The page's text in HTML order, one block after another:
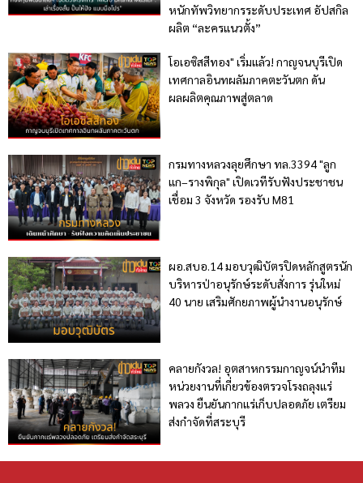
หนักทัพวิทยากรระดับประเทศ อัปสกิล
ผลิต “ละครแนวตั้ง”
โอเอซิสสีทอง" เริ่มแล้ว! กาญจนบุรีเปิด
เทศกาลอินทผลัมภาคตะวันตก ดัน
ผลผลิตคุณภาพสู่ตลาด
กรมทางหลวงลุยศึกษา ทล.3394 "ลูก
แก–รางพิกุล" เปิดเวทีรับฟังประชาชน
เชื่อม 3 จังหวัด รองรับ M81
ผอ.สบอ.14 มอบวุฒิบัตรปิดหลักสูตรนัก
บริหารป่าอนุรักษ์ระดับสั่งการ รุ่นใหม่
40 นาย เสริมศักยภาพผู้นำงานอนุรักษ์
คลายกังวล! อุตสาหกรรมกาญจน์นำทีม
หน่วยงานที่เกี่ยวข้องตรวจโรงถลุงแร่
พลวง ยืนยันกากแร่เก็บปลอดภัย เตรียม
ส่งกำจัดที่สระบุรี